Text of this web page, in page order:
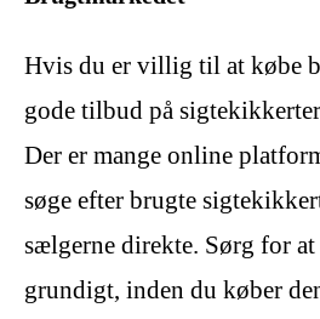
Hvis du er villig til at købe
gode tilbud på
Der er mange online
søge efter brugte
sælgerne direkte. Sørg for
grundigt, inden du køber